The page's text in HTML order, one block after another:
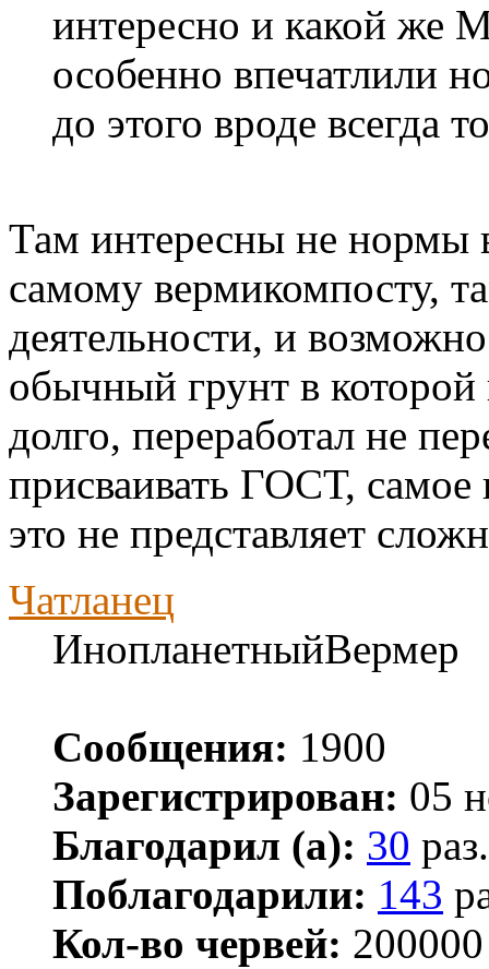
интересно и какой же
особенно впечатлили
до этого вроде всегда
Там интересны не нормы
самому вермикомпосту,
деятельности, и
обычный грунт в которой
долго, переработал не
присваивать ГОСТ, самое
это не представляет
Чатланец
ИнопланетныйВермер
Сообщения: 1900
Зарегистрирован: 05
Благодарил (а): 30 раз.
Поблагодарили: 143
Кол-во червей: 200000